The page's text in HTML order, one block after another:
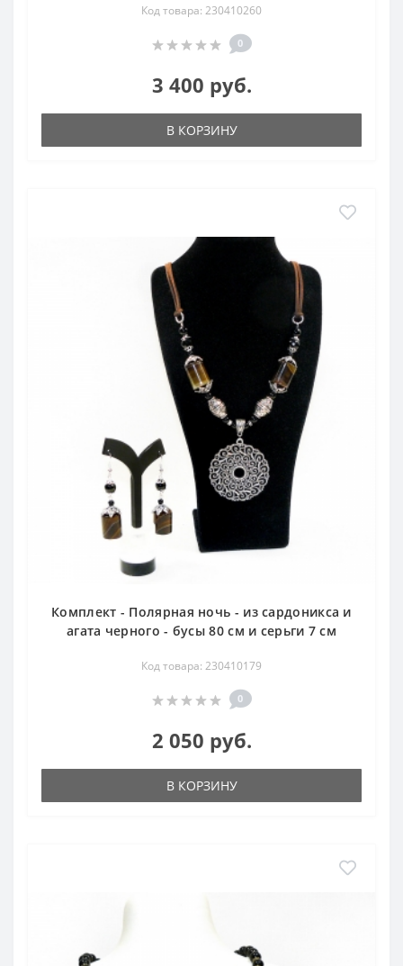
Код товара: 230410260
0
3 400 руб.
В КОРЗИНУ
Комплект - Полярная ночь - из сардоникса и
агата черного - бусы 80 см и серьги 7 см
Код товара: 230410179
0
2 050 руб.
В КОРЗИНУ